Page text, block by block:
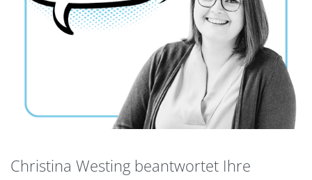
Christina Westing beantwortet Ihre